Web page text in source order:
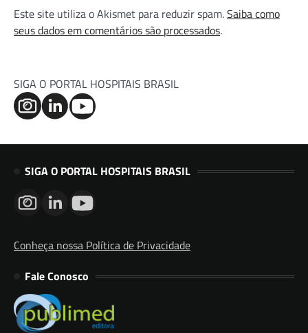
Este site utiliza o Akismet para reduzir spam.Saiba como
seus dados em comentários são processados.
SIGA O PORTAL HOSPITAIS BRASIL
SIGA O PORTAL HOSPITAIS BRASIL
Conheça nossa Política de Privacidade
Fale Conosco